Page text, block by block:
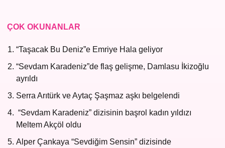
ÇOK OKUNANLAR
“Taşacak Bu Deniz”e Emriye Hala geliyor
“Sevdam Karadeniz”de flaş gelişme, Damlasu İkizoğlu
ayrıldı
Serra Arıtürk ve Aytaç Şaşmaz aşkı belgelendi
“Sevdam Karadeniz” dizisinin başrol kadın yıldızı
Meltem Akçöl oldu
Alper Çankaya “Sevdiğim Sensin” dizisinde